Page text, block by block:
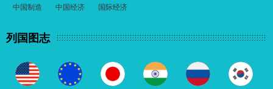
中国制造 中国经济 国际经济
列国图志